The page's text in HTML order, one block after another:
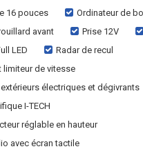
16 pouces
Ordinateur de
avant
Prise 12V
LED
Radar de recul
limiteur de vitesse
électriques et dégivrants
I-TECH
réglable en hauteur
avec écran tactile